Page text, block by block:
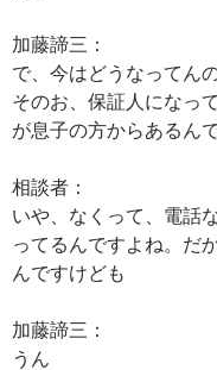
加藤諦三：
で、今はどうなってん
そのお、保証人になっ
が息子の方からあるん
相談者：
いや、なくって、電話
ってるんですよね。だ
んですけども
加藤諦三：
うん